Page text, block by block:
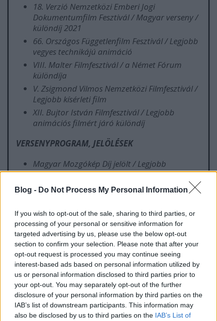
Blog - Do Not Process My Personal Information
If you wish to opt-out of the sale, sharing to third parties, or
processing of your personal or sensitive information for
targeted advertising by us, please use the below opt-out
section to confirm your selection. Please note that after your
opt-out request is processed you may continue seeing
interest-based ads based on personal information utilized by
us or personal information disclosed to third parties prior to
your opt-out. You may separately opt-out of the further
disclosure of your personal information by third parties on the
IAB’s list of downstream participants. This information may
also be disclosed by us to third parties on the IAB’s List of
18. Verzió Nemzetközi Emberi Jogi
Dokumentumfilm Fesztivál / Magyar verseny /
különdíj 2021
66. Országos Függetlenfilm Fesztivál / Legjobb
vegyes technikájú animáció
VIII. Malter Filmfesztivál / a Német Fórum
különdíja
V. Zsigmond Vilmos Nemzetközi Filmfesztivál /
Legjobb kísérleti film
XII. Bujtor István Filmfesztivál / Legjobb
animációs filmért járó különdíj
VERSENYPROGRAM, JELÖLÉSEK
Magyar Mozgókép Díj jelölt / Legjobb
Animációs Film Kategória
Dresden Film Festival / Németország /
Pannonfíling Filmfesztivál / versenyprogram
Animax Skopje Fest (Bulgária - Skopje)
versenyprogram
FIPADOC 2022 (Franciaország - Biarritz)
versenyprogram
Blue Danube Film Festival / shortlist (Ausztria -
Bécs) versenyprogram
KINOLUB Film Festival / Official selection /
Lengyelország versenyprogram